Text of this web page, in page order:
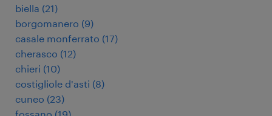
biella (21)
borgomanero (9)
casale monferrato (17)
cherasco (12)
chieri (10)
costigliole d'asti (8)
cuneo (23)